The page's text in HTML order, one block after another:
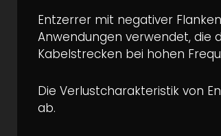
Entzerrer mit negativer
Anwendungen verwendet, die
Kabelstrecken bei hohen
Die Verlustcharakteristik von
ab.